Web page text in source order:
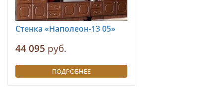
Стенка «Наполеон-13 05»
44 095 руб.
ПОДРОБНЕЕ